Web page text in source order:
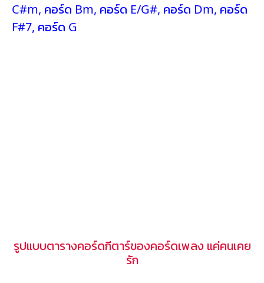
C#m, คอร์ด Bm, คอร์ด E/G#, คอร์ด Dm, คอร์ด
F#7, คอร์ด G
รูปแบบตารางคอร์ดกีตาร์ของคอร์ดเพลง แค่คนเคย
รัก